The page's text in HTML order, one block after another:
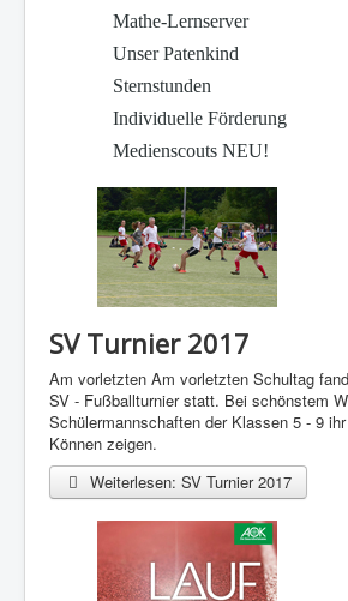
Mathe-Lernserver
Unser Patenkind
Sternstunden
Individuelle Förderung
Medienscouts NEU!
SV Turnier 2017
Am vorletzten Am vorletzten Schultag
SV - Fußballturnier statt. Bei schönstem
Schülermannschaften der Klassen 5 - 9
Können zeigen.
Weiterlesen: SV Turnier 2017